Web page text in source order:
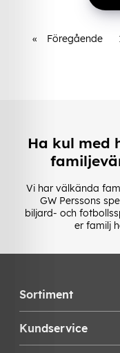
« Föregående
Ha kul med
Vi har välkända
GW Perssons
biljard- och
er familj
Sortiment
Kundservice